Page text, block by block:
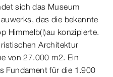
sich das Museum
das die bekannte
Himmelb(l)au konzipierte.
Architektur
von 27.000 m2. Ein
Fundament für die 1.900